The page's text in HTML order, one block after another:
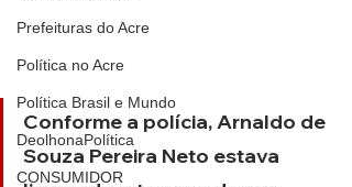
Prefeituras do Acre
Política no Acre
Política Brasil e Mundo
DeolhonaPolítica
CONSUMIDOR
Conforme a polícia, Arnaldo de
Souza Pereira Neto estava